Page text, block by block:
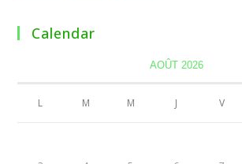
Calendar
AOÛT 2026
L M M J V